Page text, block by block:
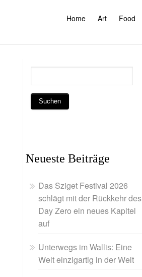
Home Art Food
Neueste Beiträge
Das Sziget Festival 2026
schlägt mit der Rückkehr des
Day Zero ein neues Kapitel
auf
Unterwegs im Wallis: Eine
Welt einzigartig in der Welt